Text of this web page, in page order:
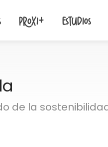
Proxi+ Estudios
de la